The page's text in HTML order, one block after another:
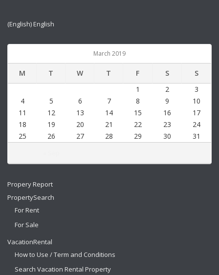
(English) English
March 2019
M T W T F S S
1 2
3
4
5 6 7 8 9
10
11
12 13 14 15 16
17
18
19 20 21 22 23
24
25
26 27 28 29 30 31
Propery Report
PropertySearch
For Rent
For Sale
VacationRental
How to Use / Term and Conditions
Search Vacation Rental Property